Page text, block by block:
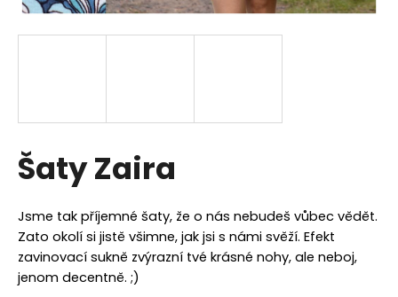
Šaty Zaira
Jsme tak příjemné šaty, že o nás nebudeš vůbec vědět.
Zato okolí si jistě všimne, jak jsi s námi svěží. Efekt
zavinovací sukně zvýrazní tvé krásné nohy, ale neboj,
jenom decentně. ;)
a
j
?
D